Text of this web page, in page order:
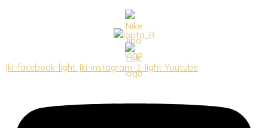
Jki-facebook-light Jki-instagram-1-light Youtube